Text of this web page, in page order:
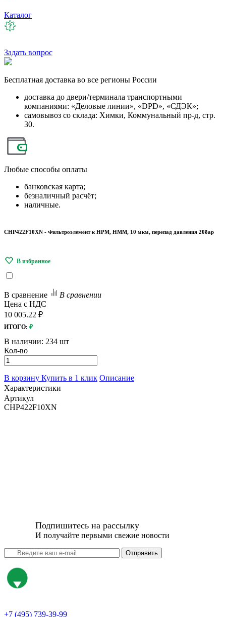
Каталог
Задать вопрос
Бесплатная доставка во все регионы России
доставка до двери/терминала транспортными
компаниями: «Деловые линии», «DPD», «СДЭК»;
самовывоз со склада: Химки, Коммунальный пр-д, стр.
30.
Любые способы оплаты
банковская карта;
безналичный расчёт;
наличные.
CHP422F10XN - Фильтроэлемент к HPM, HMM, 10 мкм, перепад давления 20бар
В сравнение
В сравнении
Цена с НДС
10 005.22 ₽
ИТОГО: ₽
В наличии: 234 шт
Кол-во
В корзину Купить в 1 клик Описание
Характеристики
Артикул
CHP422F10XN
Подпишитесь на рассылку
И получайте первыми свежие новости
Отправить
+7 (495) 739-39-99